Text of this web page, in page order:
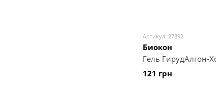
Артикул: 27892
Биокон
Гель ГирудАлгон-
121 грн